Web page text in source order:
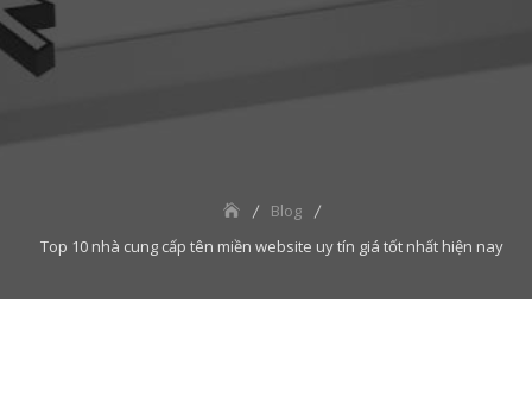
Blog
Top 10 nhà cung cấp tên miền website uy tín giá tốt nhất hiện nay